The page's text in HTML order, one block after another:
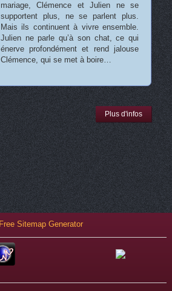
mariage, Clémence et Julien ne se
supportent plus, ne se parlent plus.
Mais ils continuent à vivre ensemble.
Julien ne parle qu’à son chat, ce qui
énerve profondément et rend jalouse
Clémence, qui se met à boire…
Plus d'infos